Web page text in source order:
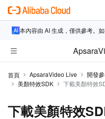
本內容由 AI 生成，僅供參考。
首頁 ApsaraVideo Live 開發
美顏特效SDK
下載美顏特效
下載美顏特效